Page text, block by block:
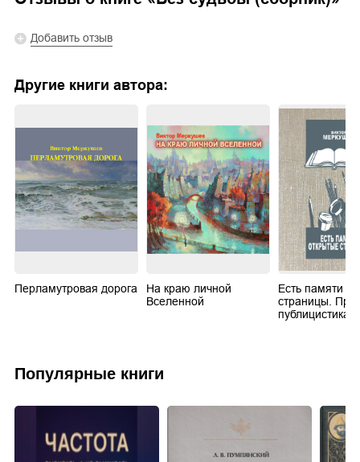
Добавить отзыв
Другие книги автора:
Перламутровая дорога
На краю личной
Вселенной
Есть памяти
страницы.
публицистика
Популярные книги